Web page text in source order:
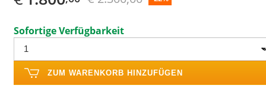
Sofortige Verfügbarkeit
ZUM WARENKORB HINZUFÜGEN